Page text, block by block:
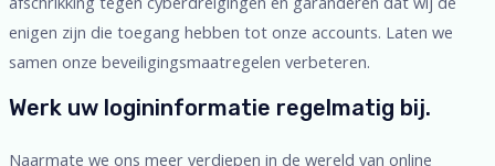
enigen zijn die toegang hebben tot onze accounts. Laten we
samen onze beveiligingsmaatregelen verbeteren.
Werk uw logininformatie regelmatig bij.
Naarmate we ons meer verdiepen in de wereld van online